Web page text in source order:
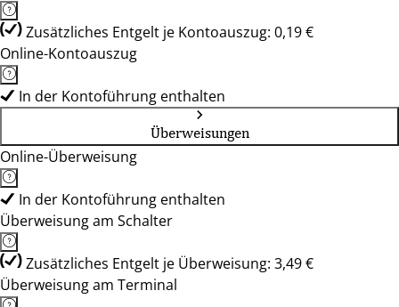
Zusätzliches Entgelt je Kontoauszug: 0,19 €
Online-Kontoauszug
In der Kontoführung enthalten
Überweisungen
Online-Überweisung
In der Kontoführung enthalten
Überweisung am Schalter
Zusätzliches Entgelt je Überweisung: 3,49 €
Überweisung am Terminal